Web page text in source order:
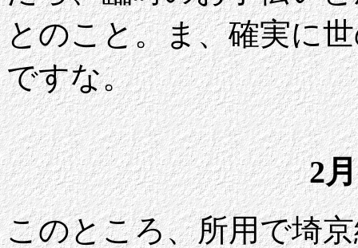
とのこと。ま、確実に
ですな。
2
このところ、所用で埼